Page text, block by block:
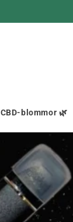
CBD-blommor 🌿